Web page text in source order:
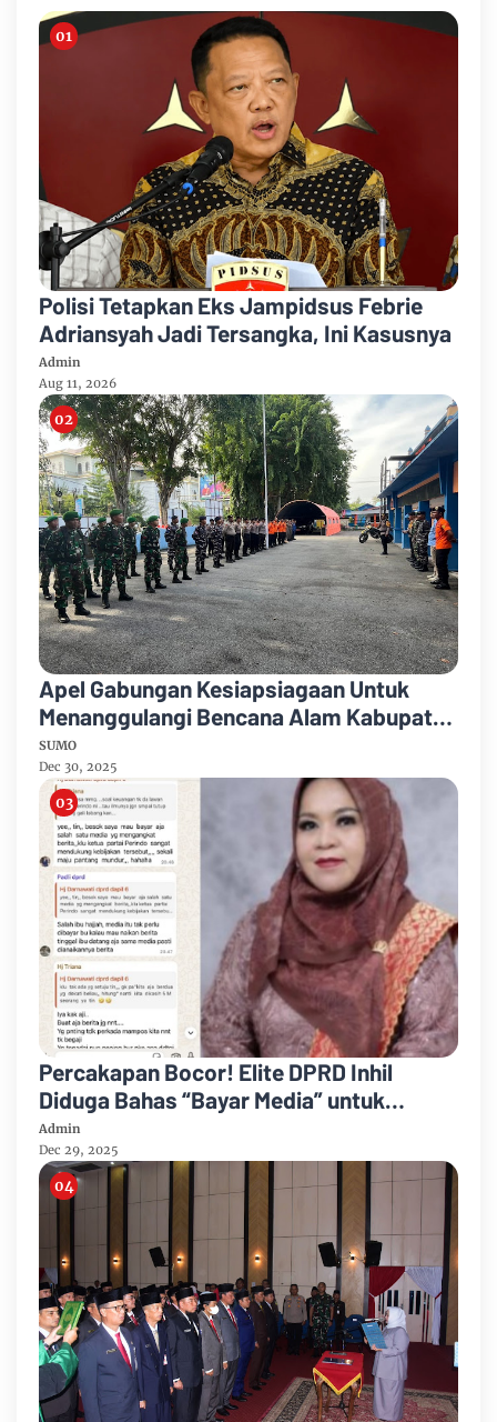
Polisi Tetapkan Eks Jampidsus Febrie
Adriansyah Jadi Tersangka, Ini Kasusnya
Admin
Aug 11, 2026
Apel Gabungan Kesiapsiagaan Untuk
Menanggulangi Bencana Alam Kabupaten
Bengkalis
SUMO
Dec 30, 2025
Percakapan Bocor! Elite DPRD Inhil
Diduga Bahas “Bayar Media” untuk
Dukung Kebijakan
Admin
Dec 29, 2025